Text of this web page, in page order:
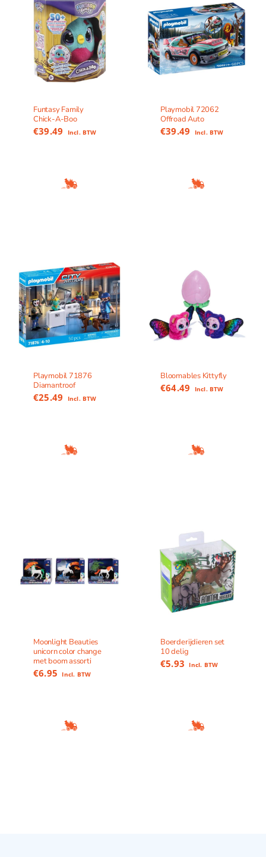
Funtasy Family
Chick-A-Boo
€39.49 Incl. BTW
Playmobil 72062
Offroad Auto
€39.49 Incl. BTW
Playmobil 71876
Diamantroof
€25.49 Incl. BTW
Bloomables Kittyfly
€64.49 Incl. BTW
Moonlight Beauties
unicorn color change
met boom assorti
€6.95 Incl. BTW
Boerderijdieren set
10 delig
€5.93 Incl. BTW